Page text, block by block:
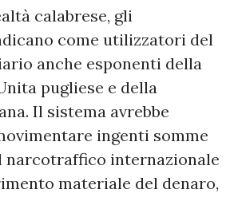
calabrese, gli
come utilizzatori del
anche esponenti della
pugliese e della
Il sistema avrebbe
ingenti somme
narcotraffico internazionale
materiale del denaro,